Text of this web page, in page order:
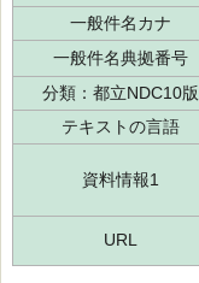
一般件名カナ
一般件名典拠番号
分類：都立NDC10版
テキストの言語
資料情報1
URL